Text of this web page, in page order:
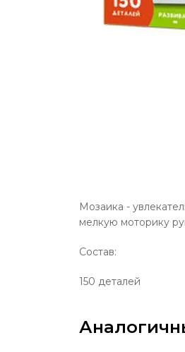
Мозаика -
мелкую моторику
Состав:
150 деталей